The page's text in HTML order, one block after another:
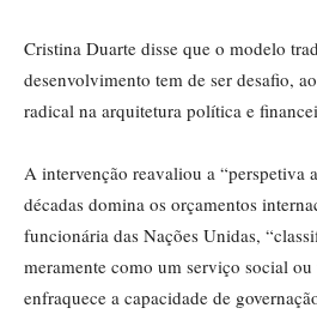
Cristina Duarte disse que o modelo
desenvolvimento tem de ser desafio,
radical na arquitetura política e
A intervenção reavaliou a “perspetiva
décadas domina os orçamentos
funcionária das Nações Unidas,
meramente como um serviço social
enfraquece a capacidade de